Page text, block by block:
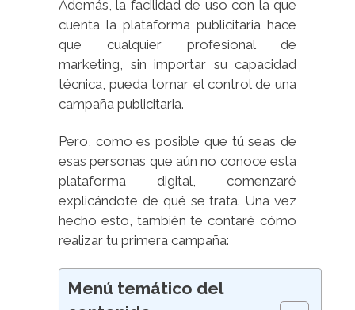
Además, la facilidad de uso con la que
cuenta la plataforma publicitaria hace
que cualquier profesional de
marketing, sin importar su capacidad
técnica, pueda tomar el control de una
campaña publicitaria.
Pero, como es posible que tú seas de
esas personas que aún no conoce esta
plataforma digital, comenzaré
explicándote de qué se trata. Una vez
hecho esto, también te contaré cómo
realizar tu primera campaña:
Menú temático del